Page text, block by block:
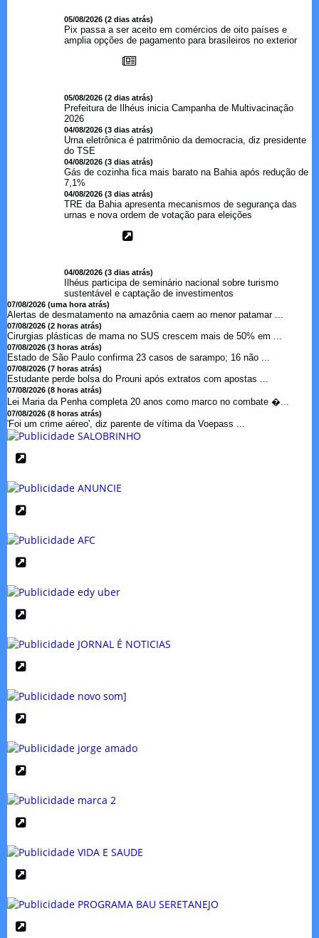
05/08/2026 (2 dias atrás)
Pix passa a ser aceito em comércios de oito países e
amplia opções de pagamento para brasileiros no exterior
05/08/2026 (2 dias atrás)
Prefeitura de Ilhéus inicia Campanha de Multivacinação
2026
04/08/2026 (3 dias atrás)
Urna eletrônica é patrimônio da democracia, diz presidente
do TSE
04/08/2026 (3 dias atrás)
Gás de cozinha fica mais barato na Bahia após redução de
7,1%
04/08/2026 (3 dias atrás)
TRE da Bahia apresenta mecanismos de segurança das
urnas e nova ordem de votação para eleições
04/08/2026 (3 dias atrás)
Ilhéus participa de seminário nacional sobre turismo
sustentável e captação de investimentos
07/08/2026 (uma hora atrás)
Alertas de desmatamento na amazônia caem ao menor patamar ...
07/08/2026 (2 horas atrás)
Cirurgias plásticas de mama no SUS crescem mais de 50% em ...
07/08/2026 (3 horas atrás)
Estado de São Paulo confirma 23 casos de sarampo; 16 não ...
07/08/2026 (7 horas atrás)
Estudante perde bolsa do Prouni após extratos com apostas ...
07/08/2026 (8 horas atrás)
Lei Maria da Penha completa 20 anos como marco no combate �...
07/08/2026 (8 horas atrás)
'Foi um crime aéreo', diz parente de vítima da Voepass ...